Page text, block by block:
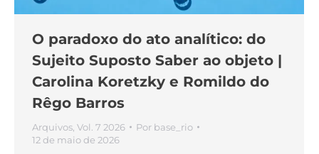
O paradoxo do ato analítico: do
Sujeito Suposto Saber ao objeto |
Carolina Koretzky e Romildo do
Rêgo Barros
Arquivos Vol. 7 2026 Por base_rio
12 de maio de 2026